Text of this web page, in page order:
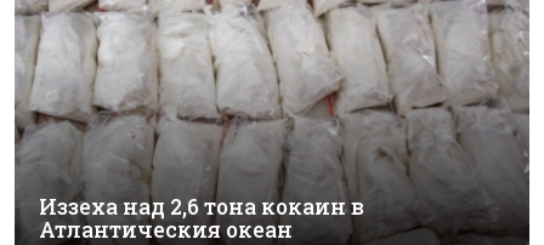
Иззеха над 2,6 тона кокаин в
Атлантическия океан